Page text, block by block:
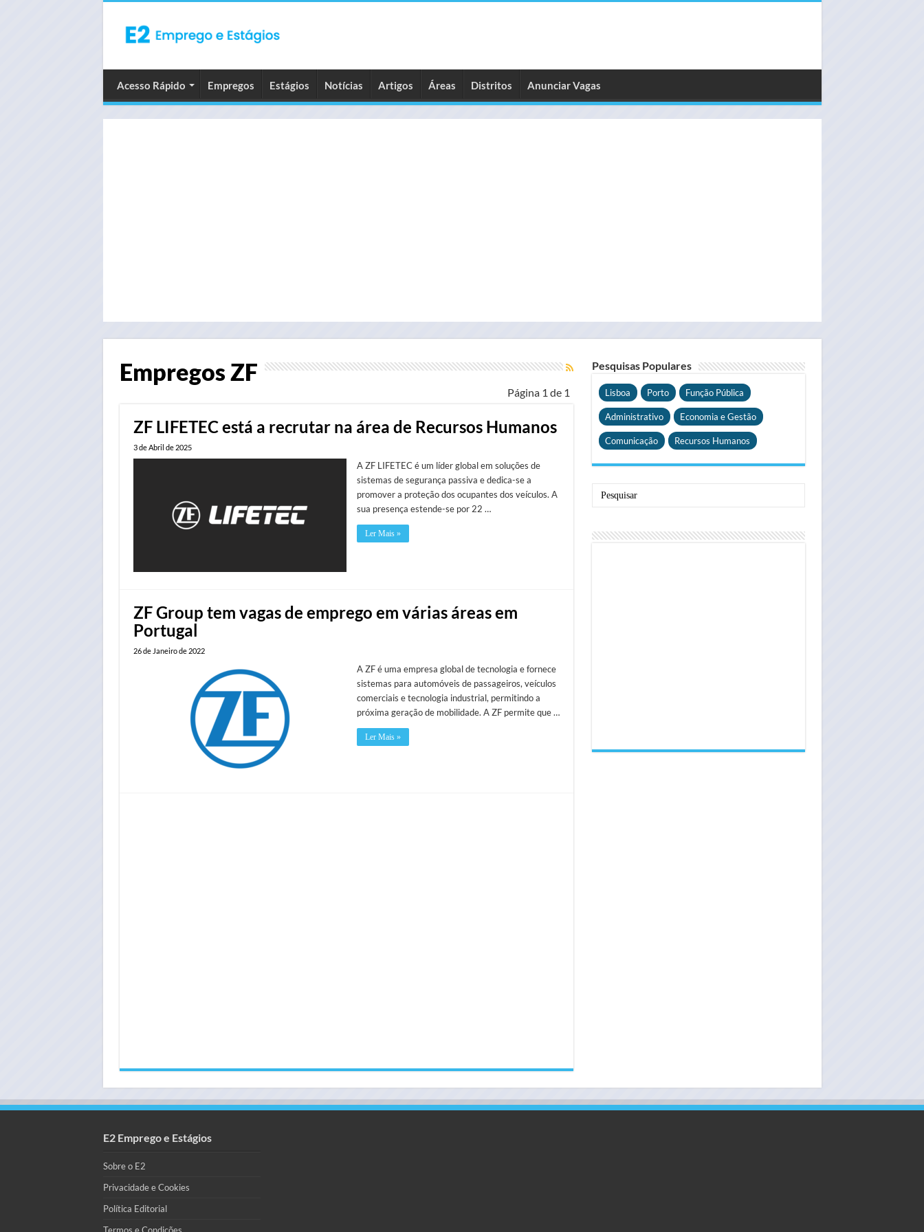
Acesso Rápido Empregos Estágios Notícias Artigos Áreas Distritos Anunciar Vagas
EmpregosZF
Página 1 de 1
ZF LIFETEC está a recrutar na área de Recursos Humanos
3 de Abril de 2025
A ZF LIFETEC é um líder global em soluções de
sistemas de segurança passiva e dedica-se a
promover a proteção dos ocupantes dos veículos. A
sua presença estende-se por 22 …
Ler Mais »
ZF Group tem vagas de emprego em várias áreas em
Portugal
26 de Janeiro de 2022
A ZF é uma empresa global de tecnologia e fornece
sistemas para automóveis de passageiros, veículos
comerciais e tecnologia industrial, permitindo a
próxima geração de mobilidade. A ZF permite que …
Ler Mais »
Pesquisas Populares
Lisboa Porto Função Pública
Administrativo Economia e Gestão
Comunicação Recursos Humanos
E2 Emprego e Estágios
Sobre o E2
Privacidade e Cookies
Política Editorial
Termos e Condições